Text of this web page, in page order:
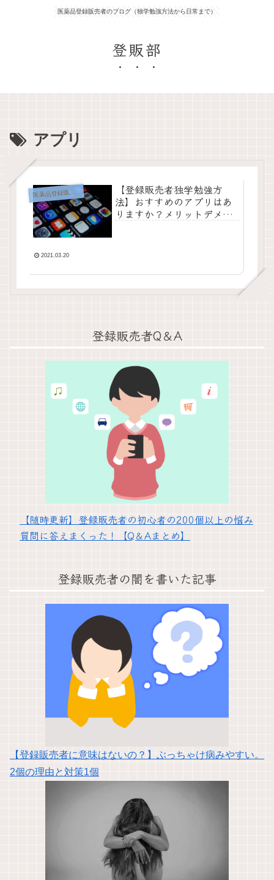
医薬品登録販売者のブログ（独学勉強方法から日常まで）
登販部
アプリ
医薬品登録販売者の勉強方法
【登録販売者独学勉強方
法】おすすめのアプリはあ
りますか？メリットデメリ
2021.03.20
登録販売者Q＆A
【随時更新】登録販売者の初心者の200個以上の悩み
質問に答えまくった！【Q＆Aまとめ】
登録販売者の闇を書いた記事
【登録販売者に意味はないの？】ぶっちゃけ病みやすい。
2個の理由と対策1個